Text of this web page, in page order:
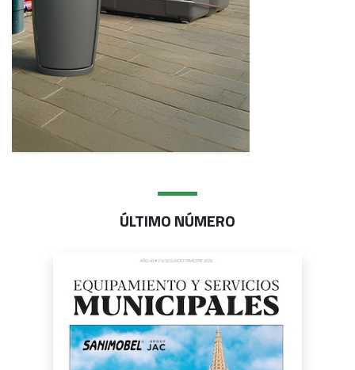
ÚLTIMO NÚMERO